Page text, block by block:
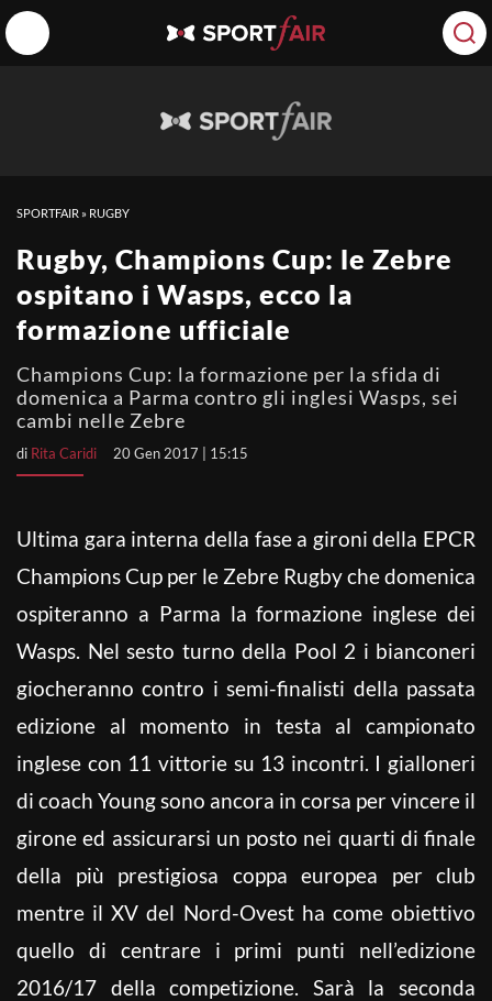
SPORTFAIR » RUGBY
Rugby, Champions Cup: le Zebre
ospitano i Wasps, ecco la
formazione ufficiale
Champions Cup: la formazione per la sfida di
domenica a Parma contro gli inglesi Wasps, sei
cambi nelle Zebre
di Rita Caridi 20 Gen 2017 | 15:15
Ultima gara interna della fase a gironi della EPCR
Champions Cup per le Zebre Rugby che domenica
ospiteranno a Parma la formazione inglese dei
Wasps. Nel sesto turno della Pool 2 i bianconeri
giocheranno contro i semi-finalisti della passata
edizione al momento in testa al campionato
inglese con 11 vittorie su 13 incontri. I gialloneri
di coach Young sono ancora in corsa per vincere il
girone ed assicurarsi un posto nei quarti di finale
della più prestigiosa coppa europea per club
mentre il XV del Nord-Ovest ha come obiettivo
quello di centrare i primi punti nell’edizione
2016/17 della competizione. Sarà la seconda